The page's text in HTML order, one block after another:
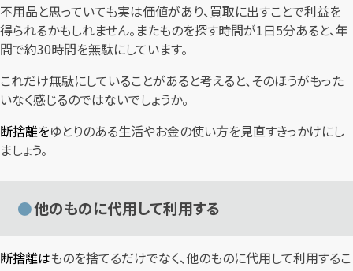
不用品と思っていても実は価値があり、買取に出すことで利益を
得られるかもしれません。またものを探す時間が1日5分あると、年
間で約30時間を無駄にしています。
これだけ無駄にしていることがあると考えると、そのほうがもった
いなく感じるのではないでしょうか。
断捨離をゆとりのある生活やお金の使い方を見直すきっかけにし
ましょう。
他のものに代用して利用する
断捨離はものを捨てるだけでなく、他のものに代用して利用するこ